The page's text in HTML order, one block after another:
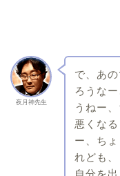
夜月神先生
で、あ
ろうな
うねー
悪くな
ー、ち
れども